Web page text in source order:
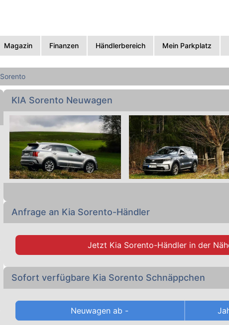
Magazin Finanzen Händlerbereich Mein Parkplatz
Sorento
KIA Sorento Neuwagen
Autokauf leicht gemacht: Preise, technische Daten,
kaufen!
Hier finden Sie die Preisliste und die Datenblätter
die momentan im Oktober 2022 in Österreich als
Stöbern Sie auch in unserem Angebot an günstigenKIA
Anfrage an Kia Sorento-Händler
Jetzt Kia Sorento-Händlerin der
Sofort verfügbare Kia Sorento Schnäppchen
Neuwagen ab -